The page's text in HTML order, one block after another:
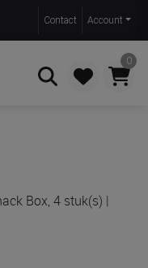
Contact Account
0
Box, 4 stuk(s) |